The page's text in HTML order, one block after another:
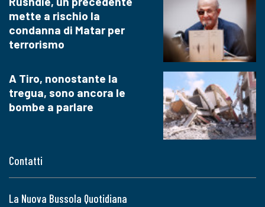
Contatti
La Nuova Bussola Quotidiana
mette a rischio la
condanna di Matar per
terrorismo
A Tiro, nonostante la
tregua, sono ancora le
bombe a parlare